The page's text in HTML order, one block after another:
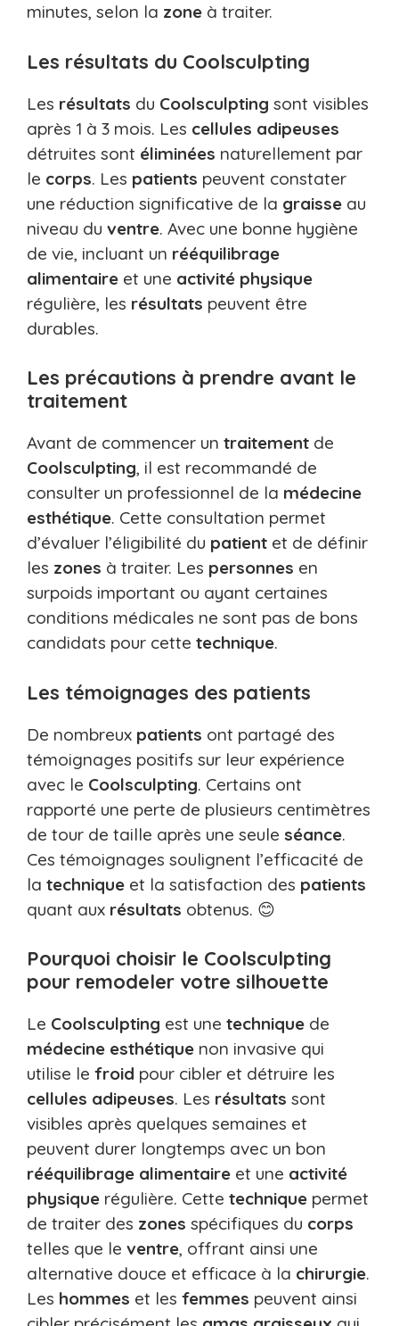
minutes, selon la zone à traiter.
Les résultats du Coolsculpting
Les résultats du Coolsculpting sont visibles
après 1 à 3 mois. Les cellules adipeuses
détruites sont éliminées naturellement par
le corps. Les patients peuvent constater
une réduction significative de la graisse au
niveau du ventre. Avec une bonne hygiène
de vie, incluant un rééquilibrage
alimentaire et une activité physique
régulière, les résultats peuvent être
durables.
Les précautions à prendre avant le
traitement
Avant de commencer un traitement de
Coolsculpting, il est recommandé de
consulter un professionnel de la médecine
esthétique. Cette consultation permet
d’évaluer l’éligibilité du patient et de définir
les zones à traiter. Les personnes en
surpoids important ou ayant certaines
conditions médicales ne sont pas de bons
candidats pour cette technique.
Les témoignages des patients
De nombreux patients ont partagé des
témoignages positifs sur leur expérience
avec le Coolsculpting. Certains ont
rapporté une perte de plusieurs centimètres
de tour de taille après une seule séance.
Ces témoignages soulignent l’efficacité de
la technique et la satisfaction des patients
quant aux résultats obtenus. 😊
Pourquoi choisir le Coolsculpting
pour remodeler votre silhouette
Le Coolsculpting est une technique de
médecine esthétique non invasive qui
utilise le froid pour cibler et détruire les
cellules adipeuses. Les résultats sont
visibles après quelques semaines et
peuvent durer longtemps avec un bon
rééquilibrage alimentaire et une activité
physique régulière. Cette technique permet
de traiter des zones spécifiques du corps
telles que le ventre, offrant ainsi une
alternative douce et efficace à la chirurgie.
Les hommes et les femmes peuvent ainsi